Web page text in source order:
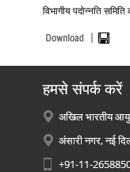
विभागीय पदोन्नति
हमसे संपर्क करें
अखिल भारतीय
अंसारी नगर, नई
+91-11-